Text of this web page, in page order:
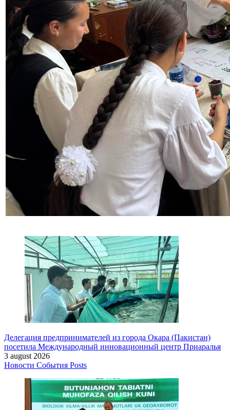
Делегация предпринимателей из города Окара (Пакистан)
посетила Международный инновационный центр Приаралья
3 august 2026
Новости События Posts